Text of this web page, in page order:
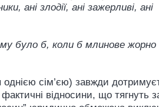
ані злодії, ані зажерливі, ані
було б, коли б млинове жорно
сім’єю) завжди
відносини, що тягнуть